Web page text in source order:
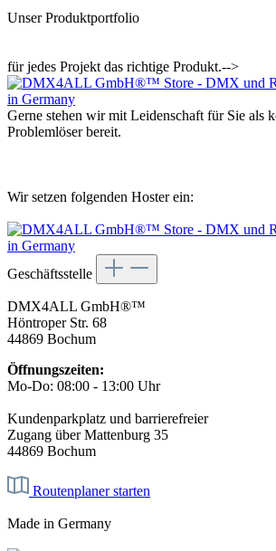
Unser Produktportfolio
für jedes Projekt das richtige Produkt.-->
Gerne stehen wir mit Leidenschaft für Sie als
Problemlöser bereit.
Wir setzen folgenden Hoster ein:
Geschäftsstelle
DMX4ALL GmbH®™
Höntroper Str. 68
44869 Bochum
Öffnungszeiten:
Mo-Do: 08:00 - 13:00 Uhr
Kundenparkplatz und barrierefreier
Zugang über Mattenburg 35
44869 Bochum
Routenplaner starten
Made in Germany